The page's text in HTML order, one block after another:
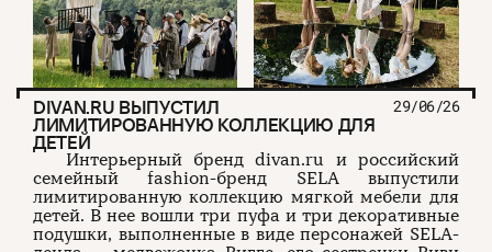
DIVAN.RU ВЫПУСТИЛ
ЛИМИТИРОВАННУЮ КОЛЛЕКЦИЮ ДЛЯ
ДЕТЕЙ
29/06/26
Интерьерный бренд divan.ru и российский
семейный fashion-бренд SELA выпустили
лимитированную коллекцию мягкой мебели для
детей. В нее вошли три пуфа и три декоративные
подушки, выполненные в виде персонажей SELA-